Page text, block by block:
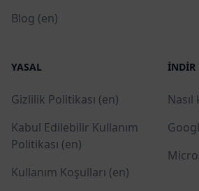
Blog (en)
YASAL
Gizlilik Politikası (en)
Kabul Edilebilir Kullanım
Politikası (en)
Kullanım Koşulları (en)
İNDIR